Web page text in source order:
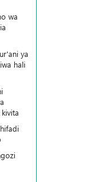
wa
ya
hali